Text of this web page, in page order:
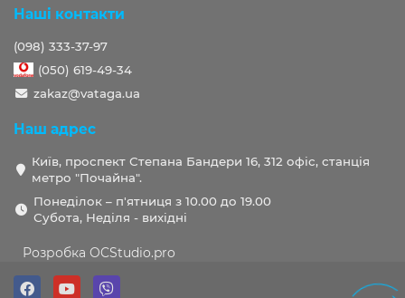
Наші контакти
(098) 333-37-97
(050) 619-49-34
zakaz@vataga.ua
Наш адрес
Київ, проспект Степана Бандери 16, 312 офіс, станція
метро "Почайна".
Понеділок – п'ятниця з 10.00 до 19.00
Субота, Неділя - вихідні
Розробка OCStudio.pro